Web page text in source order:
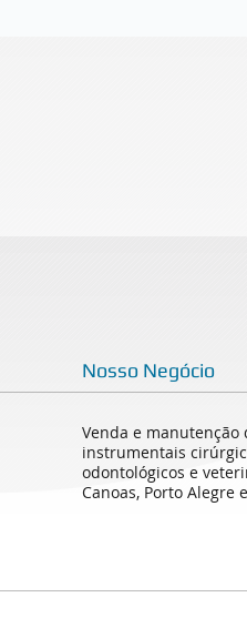
Venda e manutenção
instrumentais
odontológicos e
Canoas, Porto Alegre
Nosso Negócio